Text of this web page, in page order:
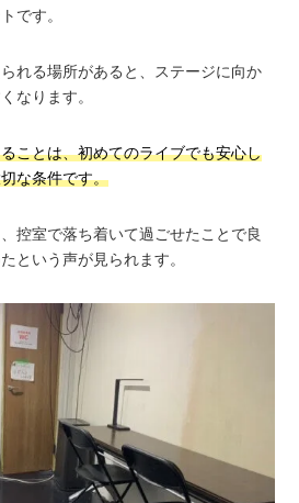
です。
れる場所があると、ステージに向か
なります。
ことは、初めてのライブでも安心し
な条件です。
控室で落ち着いて過ごせたことで良
という声が見られます。